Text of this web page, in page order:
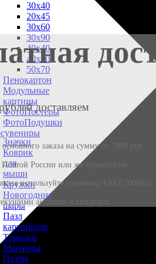
30х40
20х45
30х60
30х90
40х40
40х60
50х70
Пенокартон
Модульные
картины
ФотоПостеры
ФотоПодушки
Значки
Коврик
для
мыши
Кружки
Новогодние
шары
Пазл
картонный
Тарелки
Магниты
Пазлы
доставляем
заказа на сумму от 7000 руб
России или же курьерскую
используйте промокод FREE7000RU
акциями и скидками